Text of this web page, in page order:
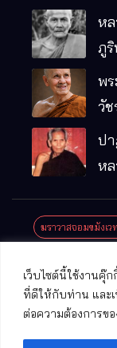
เว็บไซต์นี้ใช้งานคุ๊
ที่ดีให้กับท่าน และ
ต่อความต้องการข
ห
ภู
พ
ผู้เ
ร
พร
วั
คุ
ปู่
แ
อ.
จ.
ป
ห
ม
ฆราวาสจอมขมังเว
ปาฏิหาริย์พระเครื่
พระพุทธรูปศักดิ์สิ